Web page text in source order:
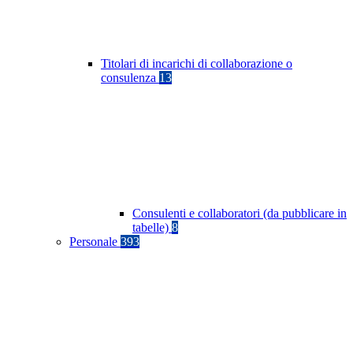
Titolari di incarichi di collaborazione o
consulenza 13
Consulenti e collaboratori (da pubblicare in
tabelle) 8
Personale 393